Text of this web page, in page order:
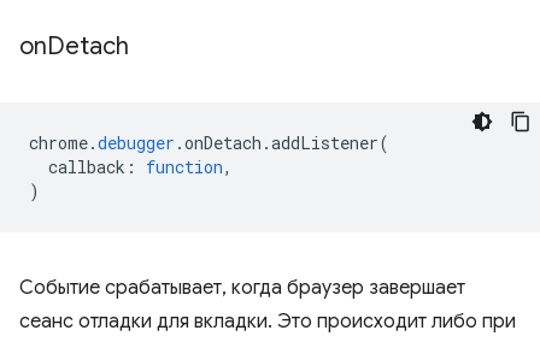
onDetach
chrome.debugger .onDetach .addListener(
callback : function,
)
Событие срабатывает, когда браузер завершает
сеанс отладки для вкладки. Это происходит либо при